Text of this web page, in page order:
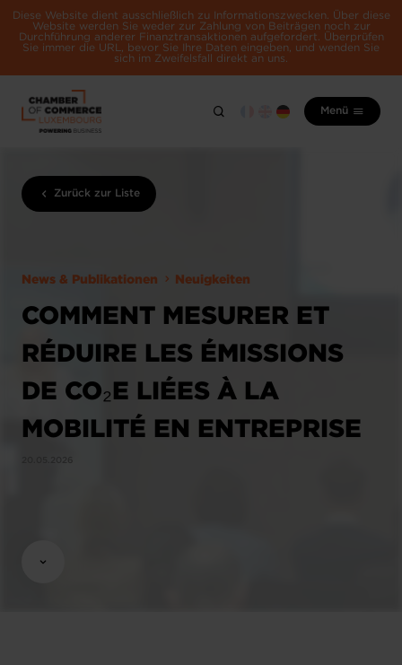
Diese Website dient ausschließlich zu Informationszwecken. Über diese
Website werden Sie weder zur Zahlung von Beiträgen noch zur
Durchführung anderer Finanztransaktionen aufgefordert. Überprüfen
Sie immer die URL, bevor Sie Ihre Daten eingeben, und wenden Sie
sich im Zweifelsfall direkt an uns.
Menü
Zurück zur Liste
News & Publikationen Neuigkeiten
COMMENT MESURER ET
RÉDUIRE LES ÉMISSIONS
DE CO₂E LIÉES À LA
MOBILITÉ EN ENTREPRISE